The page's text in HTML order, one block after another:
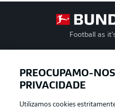
Football as
APLICATIVO
PREOCUPAMO-
PRIVACIDADE
Utilizamos cookies